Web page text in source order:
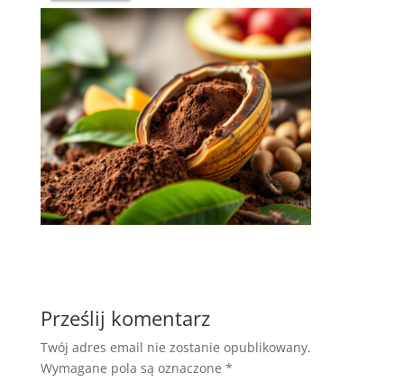
Prześlij komentarz
Twój adres email nie zostanie opublikowany.
Wymagane pola są oznaczone *